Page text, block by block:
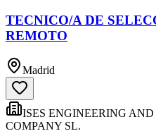
TECNICO/A DE
REMOTO
Madrid
ISES ENGINEERING
COMPANY SL.